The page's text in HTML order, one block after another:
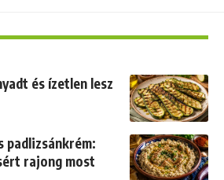
és ízetlen lesz
rajong most